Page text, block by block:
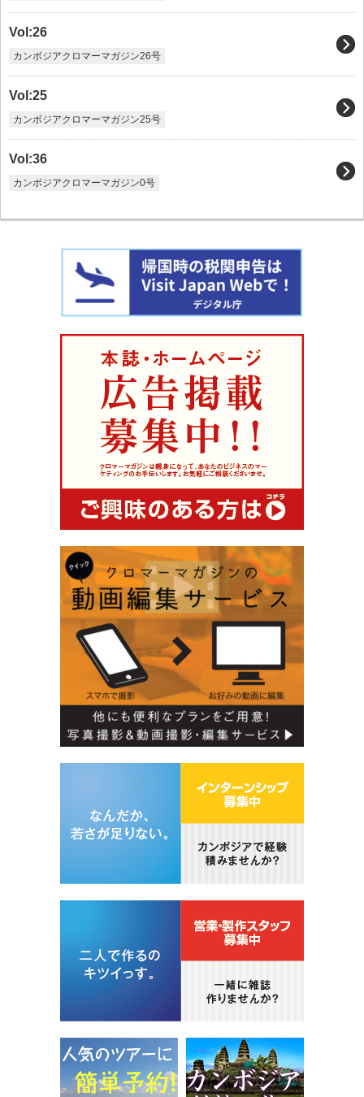
Vol:26
カンボジアクロマーマガジン26号
Vol:25
カンボジアクロマーマガジン25号
Vol:36
カンボジアクロマーマガジン0号